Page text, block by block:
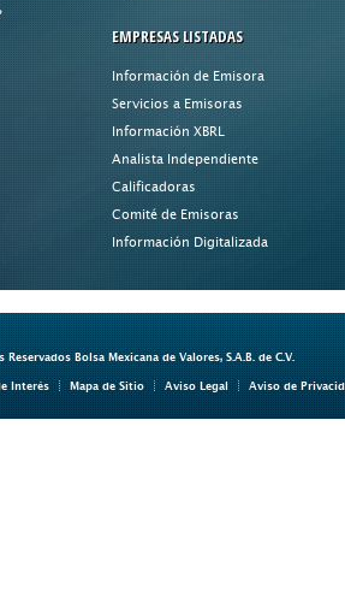
EMPRESAS LISTADAS
Información de Emisora
Servicios a Emisoras
Información XBRL
Analista Independiente
Calificadoras
Comité de Emisoras
Información Digitalizada
Bolsa Mexicana de Valores, S.A.B. de C.V.
Interés Mapa de Sitio Aviso Legal Aviso de